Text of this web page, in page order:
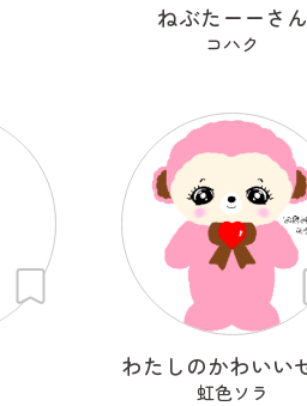
ねぶたーーさん
コハク
虹色ソラ